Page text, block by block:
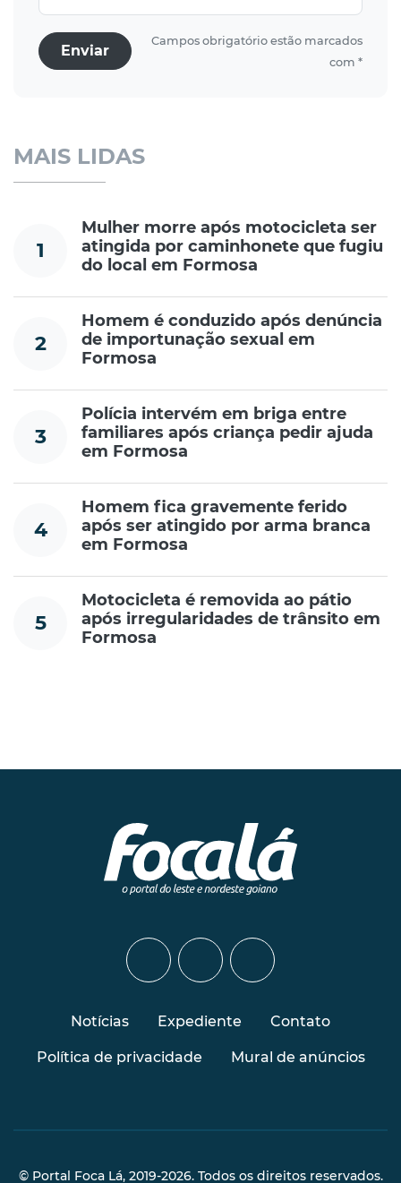
Enviar
Campos obrigatório estão marcados
com *
MAIS LIDAS
1
Mulher morre após motocicleta ser
atingida por caminhonete que fugiu
do local em Formosa
2
Homem é conduzido após denúncia
de importunação sexual em
Formosa
3
Polícia intervém em briga entre
familiares após criança pedir ajuda
em Formosa
4
Homem fica gravemente ferido
após ser atingido por arma branca
em Formosa
5
Motocicleta é removida ao pátio
após irregularidades de trânsito em
Formosa
Notícias Expediente Contato
Política de privacidade Mural de anúncios
© Portal Foca Lá, 2019-2026. Todos os direitos reservados.